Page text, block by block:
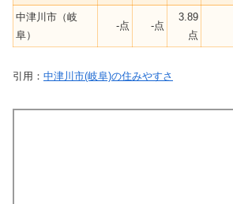
中津川市（岐
阜）
-点 -点
3.89
点
引用： 中津川市(岐阜)の住みやすさ